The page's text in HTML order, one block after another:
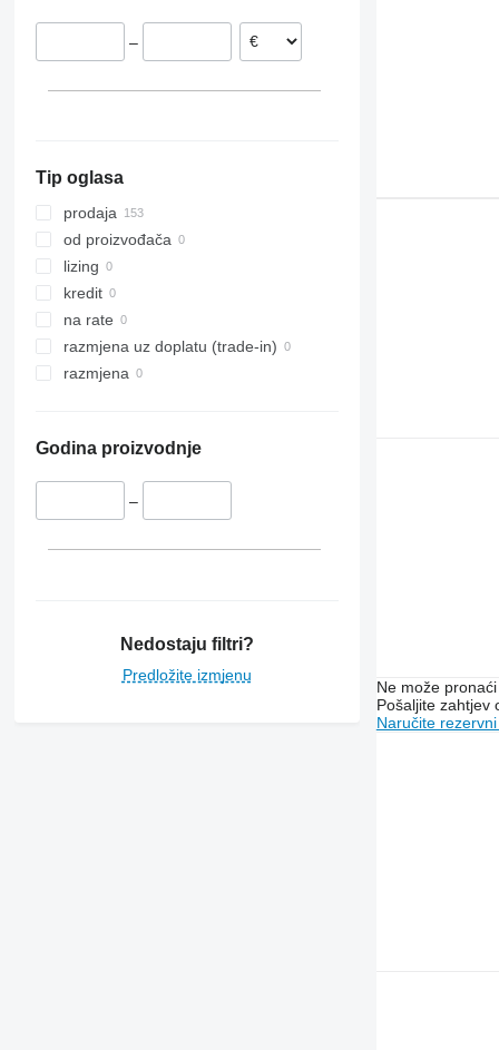
–
Tip oglasa
prodaja
od proizvođača
lizing
kredit
na rate
razmjena uz doplatu (trade-in)
razmjena
Godina proizvodnje
–
Nedostaju filtri?
Predložite izmjenu
Ne može
Pošaljite zahtjev
Naručite